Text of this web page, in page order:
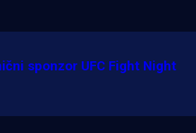
sponzor UFC Fight Night